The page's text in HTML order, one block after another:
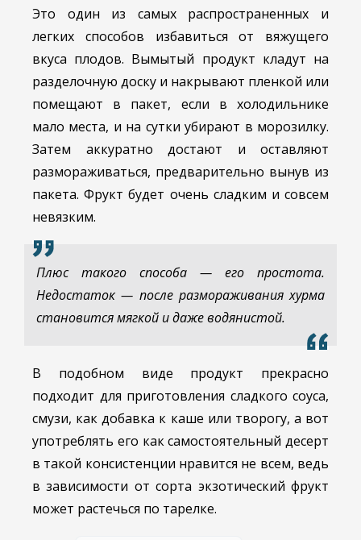
Это один из самых распространенных и
легких способов избавиться от вяжущего
вкуса плодов. Вымытый продукт кладут на
разделочную доску и накрывают пленкой или
помещают в пакет, если в холодильнике
мало места, и на сутки убирают в морозилку.
Затем аккуратно достают и оставляют
размораживаться, предварительно вынув из
пакета. Фрукт будет очень сладким и совсем
невязким.
Плюс такого способа — его простота.
Недостаток — после размораживания хурма
становится мягкой и даже водянистой.
В подобном виде продукт прекрасно
подходит для приготовления сладкого соуса,
смузи, как добавка к каше или творогу, а вот
употреблять его как самостоятельный десерт
в такой консистенции нравится не всем, ведь
в зависимости от сорта экзотический фрукт
может растечься по тарелке.